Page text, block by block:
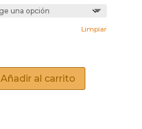
75,60 €
Limpiar
Añadir al carrito